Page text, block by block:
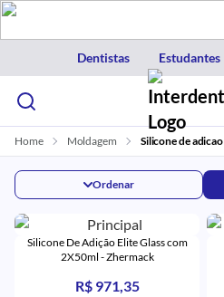
Dentistas Estudantes
Home Moldagem Silicone de adicao
Ordenar
Silicone De Adição Elite Glass com
2X50ml - Zhermack
R$ 971,35